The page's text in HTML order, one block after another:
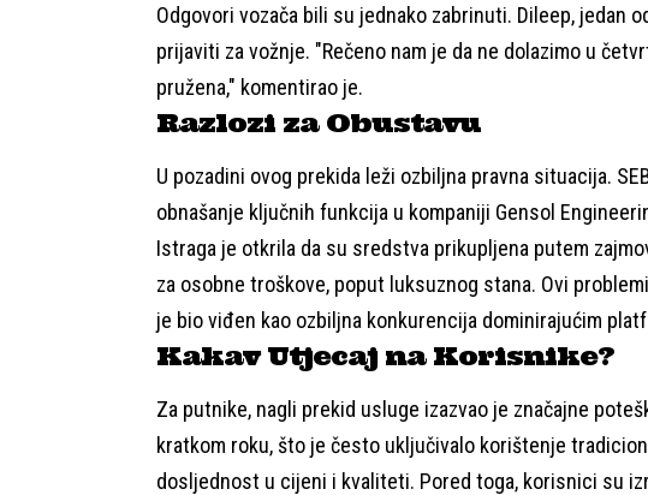
Odgovori vozača bili su jednako zabrinuti. Dileep, jedan
prijaviti za vožnje. "Rečeno nam je da ne dolazimo u
pružena," komentirao je.
Razlozi za Obustavu
U pozadini ovog prekida leži ozbiljna pravna situacija.
obnašanje ključnih funkcija u kompaniji Gensol
Istraga je otkrila da su sredstva prikupljena putem
za osobne troškove, poput luksuznog stana. Ovi
je bio viđen kao ozbiljna konkurencija dominirajućim
Kakav Utjecaj na Korisnike?
Za putnike, nagli prekid usluge izazvao je značajne
kratkom roku, što je često uključivalo korištenje
dosljednost u cijeni i kvaliteti. Pored toga, korisnici su